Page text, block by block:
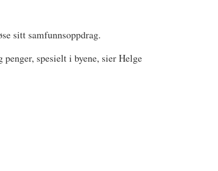
sitt samfunnsoppdrag.
spesielt i byene, sier Helge